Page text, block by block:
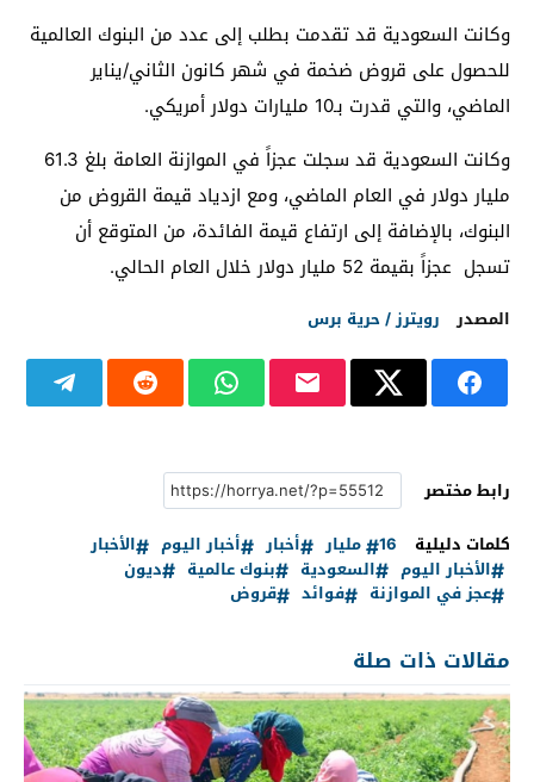
وكانت السعودية قد تقدمت بطلب إلى عدد من البنوك العالمية
للحصول على قروض ضخمة في شهر كانون الثاني/يناير
الماضي، والتي قدرت بـ10 مليارات دولار أمريكي.
وكانت السعودية قد سجلت عجزاً في الموازنة العامة بلغ 61.3
مليار دولار في العام الماضي، ومع ازدياد قيمة القروض من
البنوك، بالإضافة إلى ارتفاع قيمة الفائدة، من المتوقع أن
تسجل عجزاً بقيمة 52 مليار دولار خلال العام الحالي.
المصدر رويترز / حرية برس
رابط مختصر
كلمات دليلية
16 مليار أخبار أخبار اليوم
الأخبار
الأخبار اليوم
السعودية بنوك عالمية
ديون
عجز في الموازنة
فوائد قروض
مقالات ذات صلة